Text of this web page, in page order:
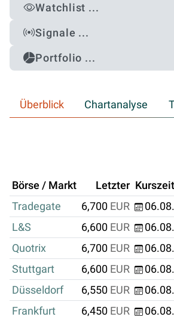
Watchlist ...
Signale ...
Portfolio ...
Überblick Chartanalyse
Börse / Markt Letzter Kurszeit
Tradegate
6,700 EUR 06.08.
L&S
6,600 EUR
06.08.
Quotrix
6,700 EUR
06.08.
Stuttgart
6,600 EUR
06.08.
Düsseldorf
6,550 EUR
06.08.
Frankfurt
6,450 EUR 06.08.